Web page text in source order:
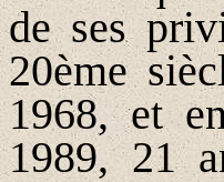
de ses
20ème
1968, et
1989, 21